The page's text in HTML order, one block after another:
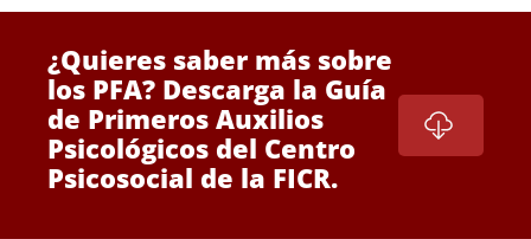
¿Quieres saber más sobre
los PFA? Descarga la Guía
de Primeros Auxilios
Psicológicos del Centro
Psicosocial de la FICR.